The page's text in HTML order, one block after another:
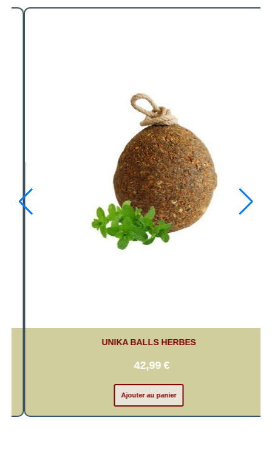
UNIKA BALLS HERBES
Ajouter au panier